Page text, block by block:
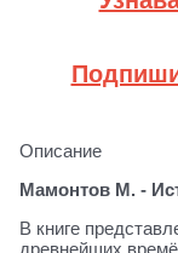
Описание
Мамонтов М. -
В книге
древнейших